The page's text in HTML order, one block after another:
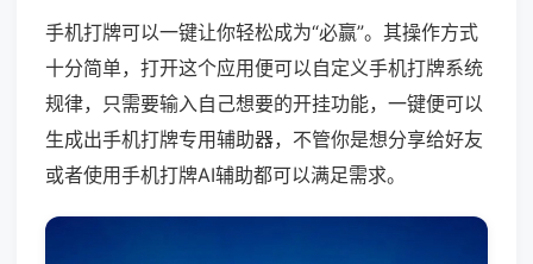
手机打牌可以一键让你轻松成为“必赢”。其操作方式
十分简单，打开这个应用便可以自定义手机打牌系统
规律，只需要输入自己想要的开挂功能，一键便可以
生成出手机打牌专用辅助器，不管你是想分享给好友
或者使用手机打牌AI辅助都可以满足需求。